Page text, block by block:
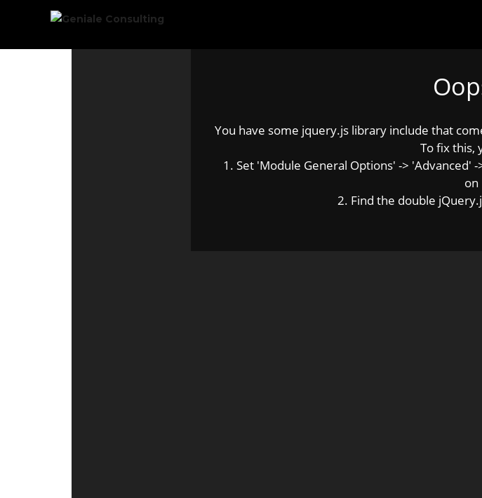
You have some jquery.js library include that
To fix this,
1. Set 'Module General Options' -> 'Advanced'
on
2. Find the double